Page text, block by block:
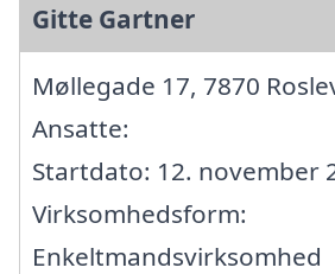
Gitte Gartner
Møllegade 17, 7870
Ansatte:
Startdato: 12. november
Virksomhedsform:
Enkeltmandsvirksomhed